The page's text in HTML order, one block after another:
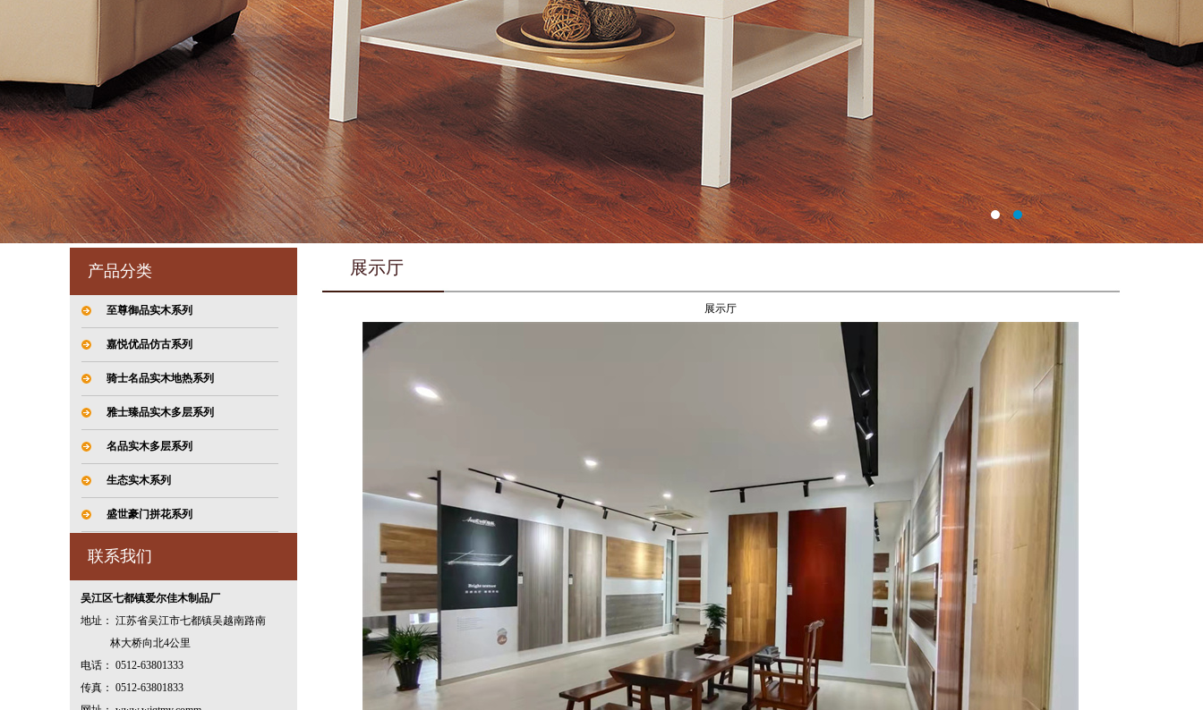
产品分类
至尊御品实木系列
嘉悦优品仿古系列
骑士名品实木地热系列
雅士臻品实木多层系列
名品实木多层系列
生态实木系列
盛世豪门拼花系列
联系我们
吴江区七都镇爱尔佳木制品厂
地址： 江苏省吴江市七都镇吴越南路南
林大桥向北4公里
电话： 0512-63801333
传真： 0512-63801833
展示厅
展示厅